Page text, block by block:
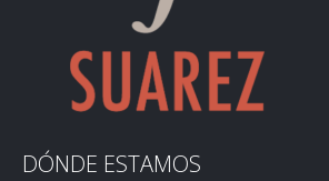
DÓNDE ESTAMOS